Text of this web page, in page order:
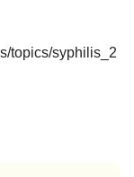
topics/syphilis_2